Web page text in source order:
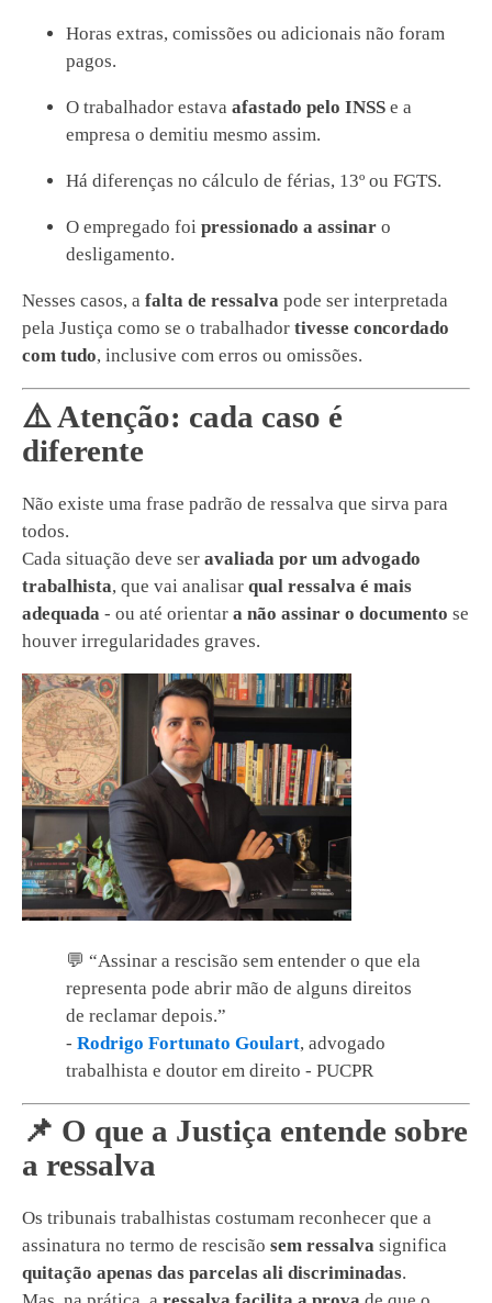
Horas extras, comissões ou adicionais não foram
pagos.
O trabalhador estava afastado pelo INSS e a
empresa o demitiu mesmo assim.
Há diferenças no cálculo de férias, 13º ou FGTS.
O empregado foi pressionado a assinar o
desligamento.
Nesses casos, a falta de ressalva pode ser interpretada
pela Justiça como se o trabalhador tivesse concordado
com tudo, inclusive com erros ou omissões.
⚠️ Atenção: cada caso é
diferente
Não existe uma frase padrão de ressalva que sirva para
todos.
Cada situação deve ser avaliada por um advogado
trabalhista, que vai analisar qual ressalva é mais
adequada - ou até orientar a não assinar o documento se
houver irregularidades graves.
💬 “Assinar a rescisão sem entender o que ela
representa pode abrir mão de alguns direitos
de reclamar depois.”
- Rodrigo Fortunato Goulart, advogado
trabalhista e doutor em direito - PUCPR
📌 O que a Justiça entende sobre
a ressalva
Os tribunais trabalhistas costumam reconhecer que a
assinatura no termo de rescisão sem ressalva significa
quitação apenas das parcelas ali discriminadas.